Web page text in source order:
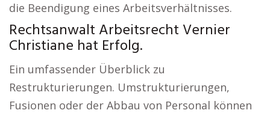
die Beendigung eines Arbeitsverhältnisses.
Rechtsanwalt Arbeitsrecht Vernier
Christiane hat Erfolg.
Ein umfassender Überblick zu
Restrukturierungen. Umstrukturierungen,
Fusionen oder der Abbau von Personal können